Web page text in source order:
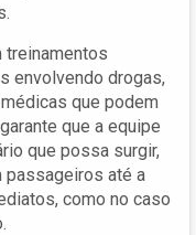
treinamentos
envolvendo drogas,
que podem
que a equipe
que possa surgir,
passageiros até a
como no caso